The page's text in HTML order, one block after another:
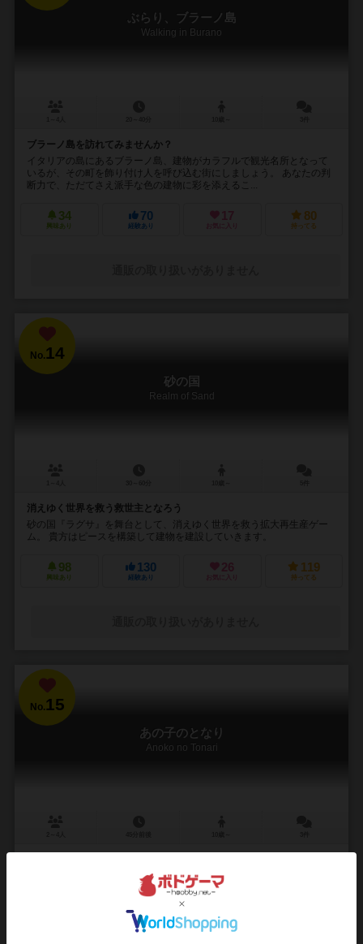
ぶらり、ブラーノ島
Walking in Burano
ブラーノ島を訪れてみませんか？
イタリアの島にあるブラーノ島、建物がカラフルで観光名所となって
いるが、その町を飾り付け人を呼び込む街にしましょう。 あなたの判
断力で、ただてさえ派手な色の建物に彩を添えるこ...
34
興味あり
70
経験あり
17
お気に入り
80
持ってる
No.14
砂の国
Realm of Sand
消えゆく世界を救う救世主となろう
砂の国『ラグサ』を舞台として、消えゆく世界を救う拡大再生産ゲー
ム。 貴方はピースを構築して建物を建設していきます。
98
興味あり
130
経験あり
26
お気に入り
119
持ってる
No.15
あの子のとなり
Anoko no Tonari
最大4人のプレイヤーが『あの子』の隣を狙って熾烈な争いを繰り広げ
る席替えゲームです。 ▼ルール ①教室マップに自分のコマ、あの子の
コマ、モブコマをセットします。好きな...
82 15